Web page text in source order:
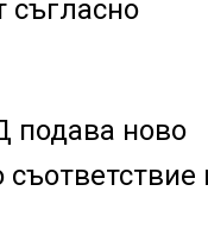
съгласно
подава ново